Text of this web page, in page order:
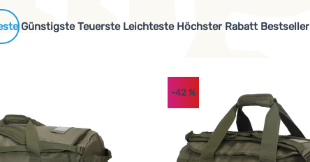
Günstigste Teuerste Leichteste Höchster Rabatt Bestseller
Produkte
-42%